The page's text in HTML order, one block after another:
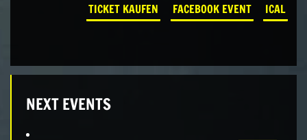
TICKET KAUFEN FACEBOOK EVENT ICAL
NEXT EVENTS